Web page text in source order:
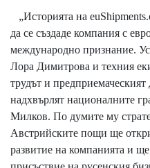
„Историята на
да се създаде компания с
международно признание.
Лора Димитрова и техния
трудът и предприемаческият
надхвърлят националните
Милков. По думите му
Австрийските пощи ще
развитие на компанията и